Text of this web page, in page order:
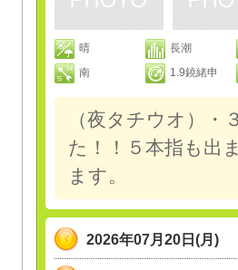
晴 長潮
南
1.9鐃緒申
（夜タチウオ）
た！！５本指も出
ます。
2026年07月20日(月)